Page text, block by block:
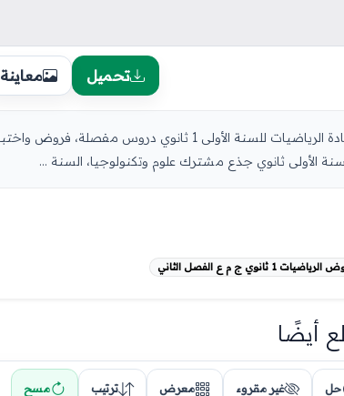
تحميل معاينة
الأولى ثانوي جذع مشترك علوم وتكنولوجيا، السنة ...
1 ثانوي ج م ع الفصل الثاني
أيضًا
حل غير مقروء معرض ترتيب مسح